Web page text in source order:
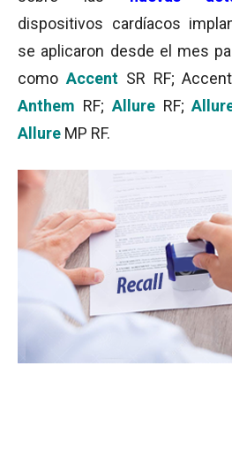
dispositivos cardíacos
se aplicaron desde el mes
como AccentSR RF;
Anthem RF; Allure RF;
Allure MP RF.